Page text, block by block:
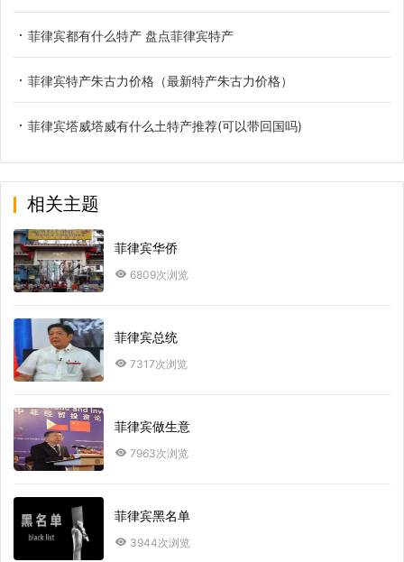
菲律宾都有什么特产 盘点菲律宾特产
菲律宾特产朱古力价格（最新特产朱古力价格）
菲律宾塔威塔威有什么土特产推荐(可以带回国吗)
相关主题
菲律宾华侨
6809次浏览
菲律宾总统
7317次浏览
菲律宾做生意
7963次浏览
菲律宾黑名单
3944次浏览